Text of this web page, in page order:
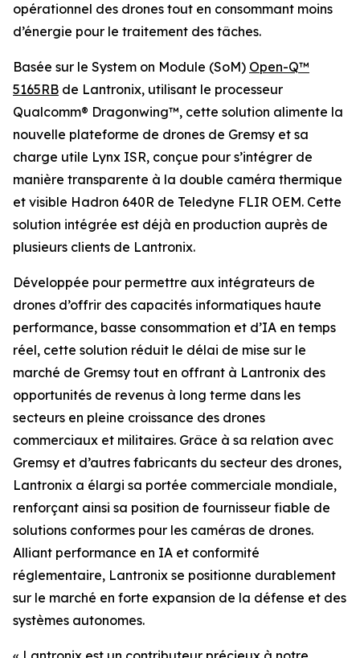
opérationnel des drones tout en consommant moins
d’énergie pour le traitement des tâches.
Basée sur le System on Module (SoM) Open-Q™
5165RB de Lantronix, utilisant le processeur
Qualcomm® Dragonwing™, cette solution alimente la
nouvelle plateforme de drones de Gremsy et sa
charge utile Lynx ISR, conçue pour s’intégrer de
manière transparente à la double caméra thermique
et visible Hadron 640R de Teledyne FLIR OEM. Cette
solution intégrée est déjà en production auprès de
plusieurs clients de Lantronix.
Développée pour permettre aux intégrateurs de
drones d’offrir des capacités informatiques haute
performance, basse consommation et d’IA en temps
réel, cette solution réduit le délai de mise sur le
marché de Gremsy tout en offrant à Lantronix des
opportunités de revenus à long terme dans les
secteurs en pleine croissance des drones
commerciaux et militaires. Grâce à sa relation avec
Gremsy et d’autres fabricants du secteur des drones,
Lantronix a élargi sa portée commerciale mondiale,
renforçant ainsi sa position de fournisseur fiable de
solutions conformes pour les caméras de drones.
Alliant performance en IA et conformité
réglementaire, Lantronix se positionne durablement
sur le marché en forte expansion de la défense et des
systèmes autonomes.